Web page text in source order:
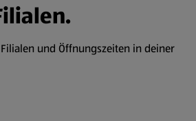
Filialen und Öffnungszeiten in deiner